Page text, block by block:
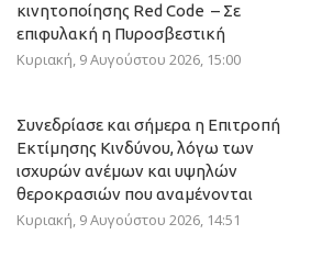
κινητοποίησης Red Code – Σε
επιφυλακή η Πυροσβεστική
Κυριακή, 9 Αυγούστου 2026, 15:00
Συνεδρίασε και σήμερα η Επιτροπή
Εκτίμησης Κινδύνου, λόγω των
ισχυρών ανέμων και υψηλών
θεροκρασιών που αναμένονται
Κυριακή, 9 Αυγούστου 2026, 14:51